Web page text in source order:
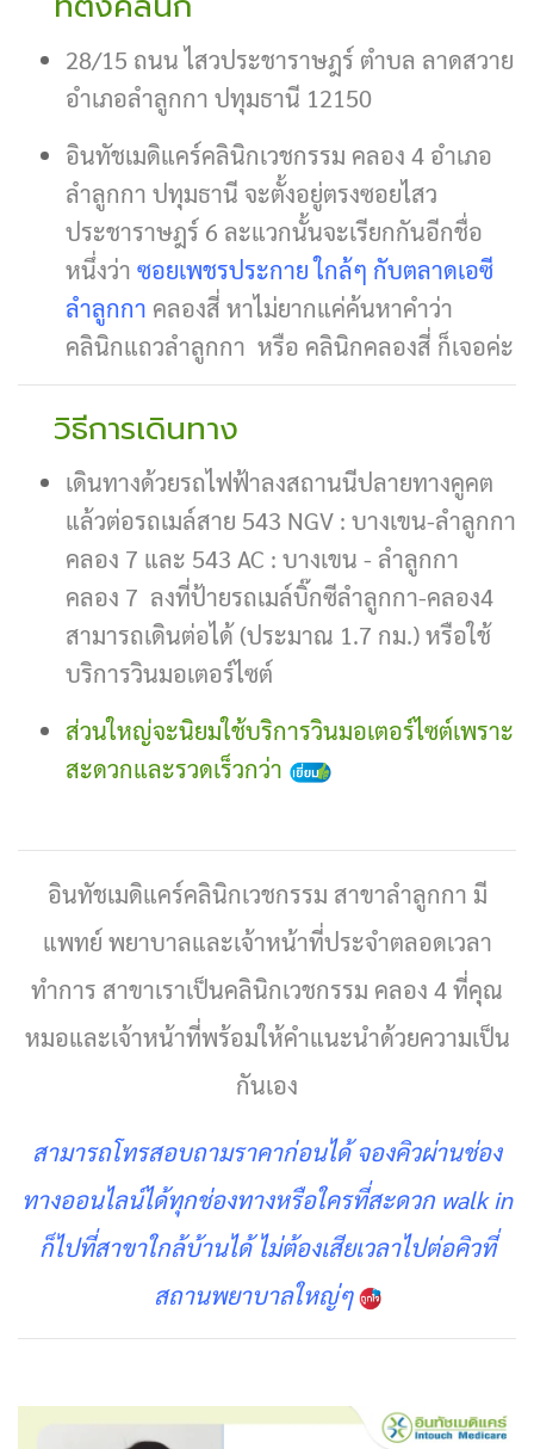
28/15 ถนน ไสวประชาราษฎร์ ตำบล ลาดสวาย
อำเภอลำลูกกา ปทุมธานี 12150
อินทัชเมดิแคร์คลินิกเวชกรรม คลอง 4 อำเภอ
ลำลูกกา ปทุมธานี จะตั้งอยู่ตรงซอยไสว
ประชาราษฎร์ 6 ละแวกนั้นจะเรียกกันอีกชื่อ
หนึ่งว่า ซอยเพชรประกาย ใกล้ๆ กับตลาดเอซี
ลำลูกกา คลองสี่ หาไม่ยากแค่ค้นหาคำว่า
คลินิกแถวลําลูกกา หรือ คลินิกคลองสี่ ก็เจอค่ะ
วิธีการเดินทาง
เดินทางด้วยรถไฟฟ้าลงสถานนีปลายทางคูคต
แล้วต่อรถเมล์สาย 543 NGV : บางเขน-ลำลูกกา
คลอง 7 และ 543 AC : บางเขน - ลำลูกกา
คลอง 7 ลงที่ป้ายรถเมล์บิ๊กซีลำลูกกา-คลอง4
สามารถเดินต่อได้ (ประมาณ 1.7 กม.) หรือใช้
บริการวินมอเตอร์ไซต์
ส่วนใหญ่จะนิยมใช้บริการวินมอเตอร์ไซต์เพราะ
สะดวกและรวดเร็วกว่า
อินทัชเมดิแคร์คลินิกเวชกรรม สาขาลำลูกกา มี
แพทย์ พยาบาลและเจ้าหน้าที่ประจำตลอดเวลา
ทำการ สาขาเราเป็นคลินิกเวชกรรม คลอง 4 ที่คุณ
หมอและเจ้าหน้าที่พร้อมให้คำแนะนำด้วยความเป็น
กันเอง
สามารถโทรสอบถามราคาก่อนได้ จองคิวผ่านช่อง
ทางออนไลน์ได้ทุกช่องทางหรือใครที่สะดวก walk in
ก็ไปที่สาขาใกล้บ้านได้ ไม่ต้องเสียเวลาไปต่อคิวที่
สถานพยาบาลใหญ่ๆ